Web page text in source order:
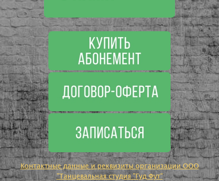
Контактные данные и реквизиты организации ООО
"Танцевальная студия "Гуд Фут"